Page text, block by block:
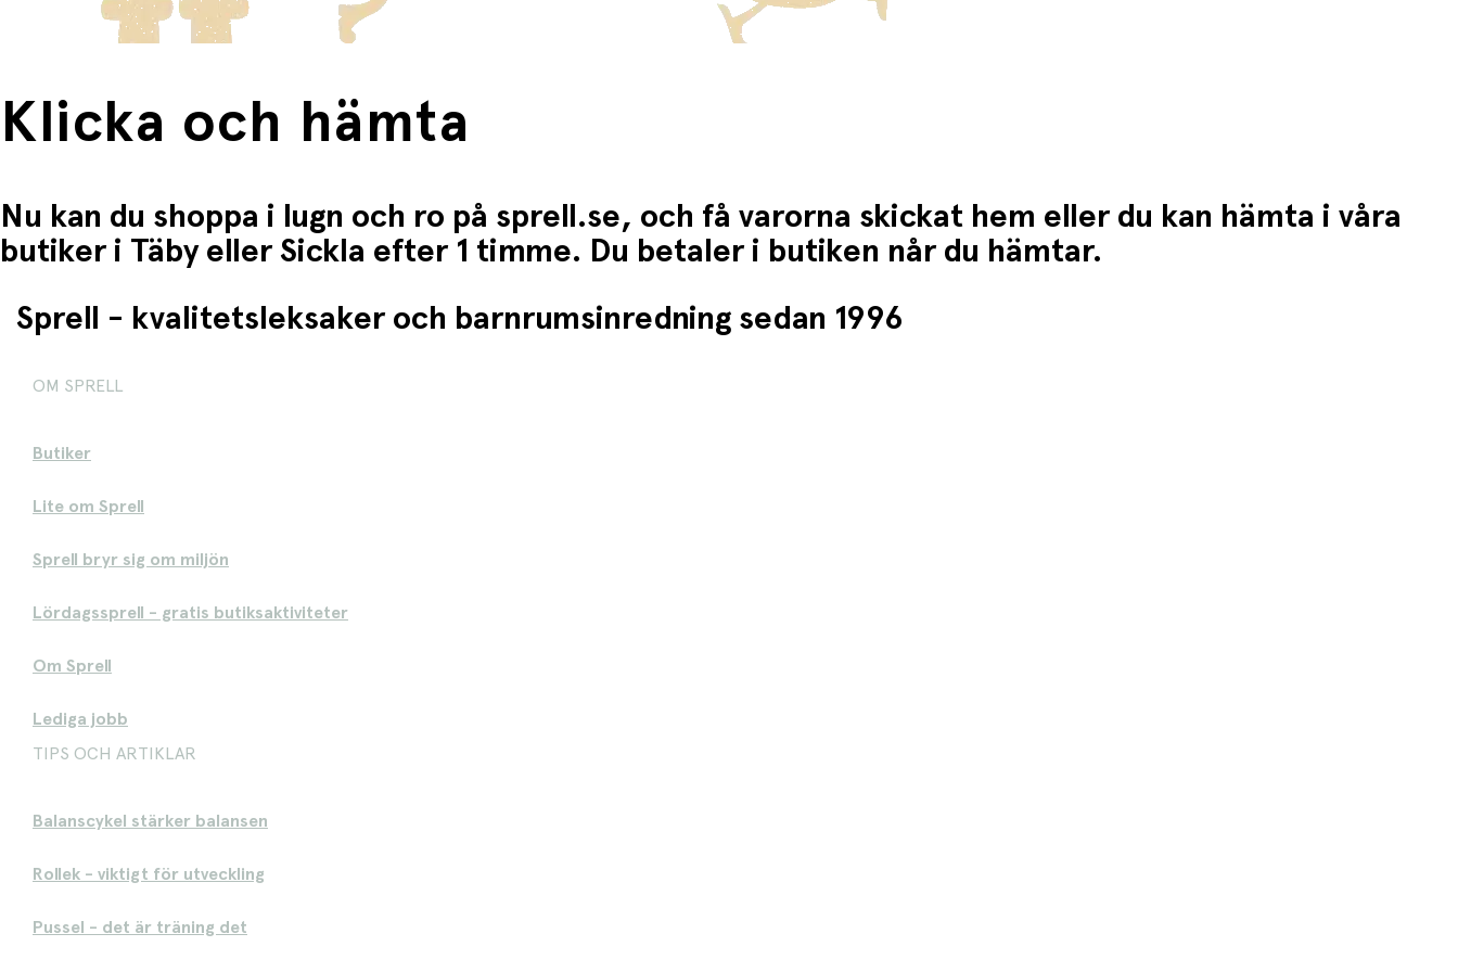
Klicka och hämta
Nu kan du shoppa i lugn och ro på sprell.se, och få varorna skickat hem eller du kan hämta i våra
butiker i Täby eller Sickla efter 1 timme. Du betaler i butiken når du hämtar.
Sprell - kvalitetsleksaker och barnrumsinredning sedan 1996
OM SPRELL
Butiker
Lite om Sprell
Sprell bryr sig om miljön
Lördagssprell - gratis butiksaktiviteter
Om Sprell
Lediga jobb
TIPS OCH ARTIKLAR
Balanscykel stärker balansen
Rollek - viktigt för utveckling
Pussel - det är träning det